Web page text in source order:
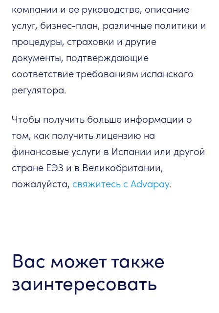
компании и ее руководстве, описание
услуг, бизнес-план, различные политики и
процедуры, страховки и другие
документы, подтверждающие
соответствие требованиям испанского
регулятора.
Чтобы получить больше информации о
том, как получить лицензию на
финансовые услуги в Испании или другой
стране ЕЭЗ и в Великобритании,
пожалуйста, свяжитесь с Advapay.
Вас может также
заинтересовать